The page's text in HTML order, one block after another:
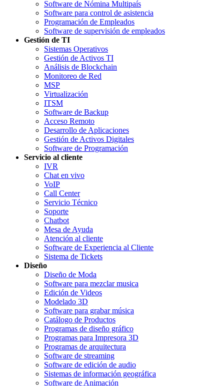
Software de Nómina Multipaís
Software para control de asistencia
Programación de Empleados
Software de supervisión de empleados
Gestión de TI
Sistemas Operativos
Gestión de Activos TI
Análisis de Blockchain
Monitoreo de Red
MSP
Virtualización
ITSM
Software de Backup
Acceso Remoto
Desarrollo de Aplicaciones
Gestión de Activos Digitales
Software de Programación
Servicio al cliente
IVR
Chat en vivo
VoIP
Call Center
Servicio Técnico
Soporte
Chatbot
Mesa de Ayuda
Atención al cliente
Software de Experiencia al Cliente
Sistema de Tickets
Diseño
Diseño de Moda
Software para mezclar musica
Edición de Videos
Modelado 3D
Software para grabar música
Catálogo de Productos
Programas de diseño gráfico
Programas para Impresora 3D
Programas de arquitectura
Software de streaming
Software de edición de audio
Sistemas de información geográfica
Software de Animación